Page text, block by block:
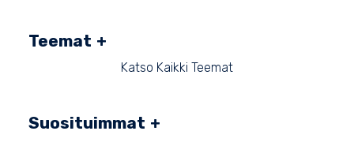
Teemat
Katso Kaikki Teemat
Suosituimmat